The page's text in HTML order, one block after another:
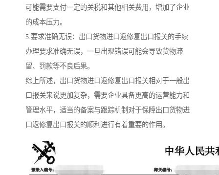
可能需要支付一定的关税和其他相关费用，增加了企业
的成本压力。
5.要求准确无误：出口货物进口返修复出口报关的手续
办理要求准确无误，一旦出现错误可能会导致货物滞
留、罚款等不良后果。
综上所述，出口货物进口返修复出口报关相对于一般出
口报关来说更加复杂，需要企业具备更高的运营能力和
管理水平，适当的备案与跟踪机制对于保障出口货物进
口返修复出口报关的顺利进行有着重要的作用。